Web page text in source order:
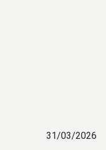
31/03/2026